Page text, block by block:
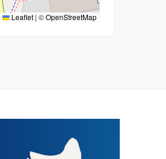
Leaflet | ©OpenStreetMap